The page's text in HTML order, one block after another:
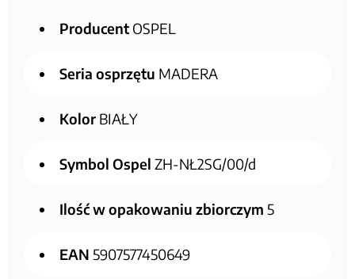
Producent OSPEL
Seria osprzętu MADERA
Kolor BIAŁY
Symbol Ospel ZH-NŁ2SG/00/d
Ilość w opakowaniu zbiorczym 5
EAN 5907577450649